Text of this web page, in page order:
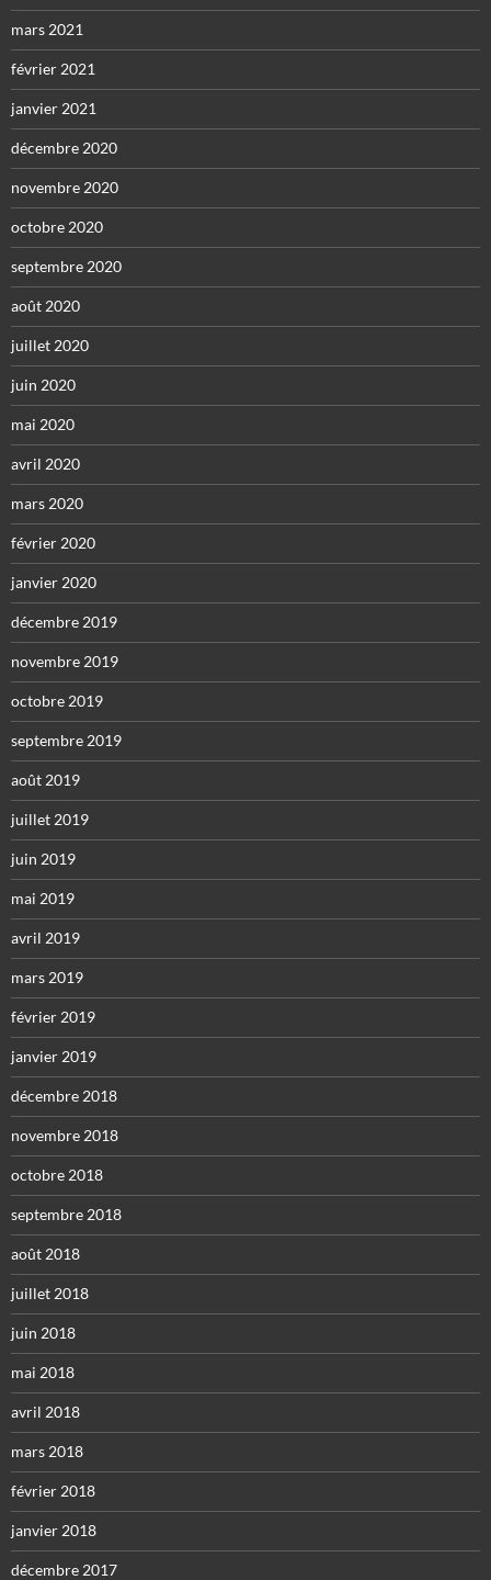
mars 2021
février 2021
janvier 2021
décembre 2020
novembre 2020
octobre 2020
septembre 2020
août 2020
juillet 2020
juin 2020
mai 2020
avril 2020
mars 2020
février 2020
janvier 2020
décembre 2019
novembre 2019
octobre 2019
septembre 2019
août 2019
juillet 2019
juin 2019
mai 2019
avril 2019
mars 2019
février 2019
janvier 2019
décembre 2018
novembre 2018
octobre 2018
septembre 2018
août 2018
juillet 2018
juin 2018
mai 2018
avril 2018
mars 2018
février 2018
janvier 2018
décembre 2017